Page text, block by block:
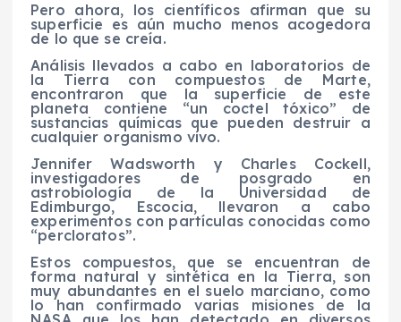
Pero ahora, los científicos afirman que su
superficie es aún mucho menos acogedora
de lo que se creía.
Análisis llevados a cabo en laboratorios de
la Tierra con compuestos de Marte,
encontraron que la superficie de este
planeta contiene “un coctel tóxico” de
sustancias químicas que pueden destruir a
cualquier organismo vivo.
Jennifer Wadsworth y Charles Cockell,
investigadores de posgrado en
astrobiología de la Universidad de
Edimburgo, Escocia, llevaron a cabo
experimentos con partículas conocidas como
“percloratos”.
Estos compuestos, que se encuentran de
forma natural y sintética en la Tierra, son
muy abundantes en el suelo marciano, como
lo han confirmado varias misiones de la